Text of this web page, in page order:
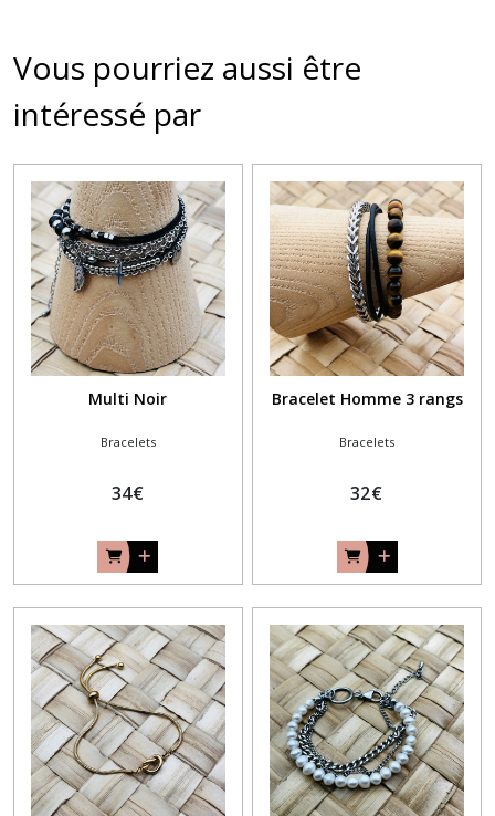
Vous pourriez aussi être
intéressé par
Multi Noir
Bracelets
34€
Bracelet Homme 3 rangs
Bracelets
32€